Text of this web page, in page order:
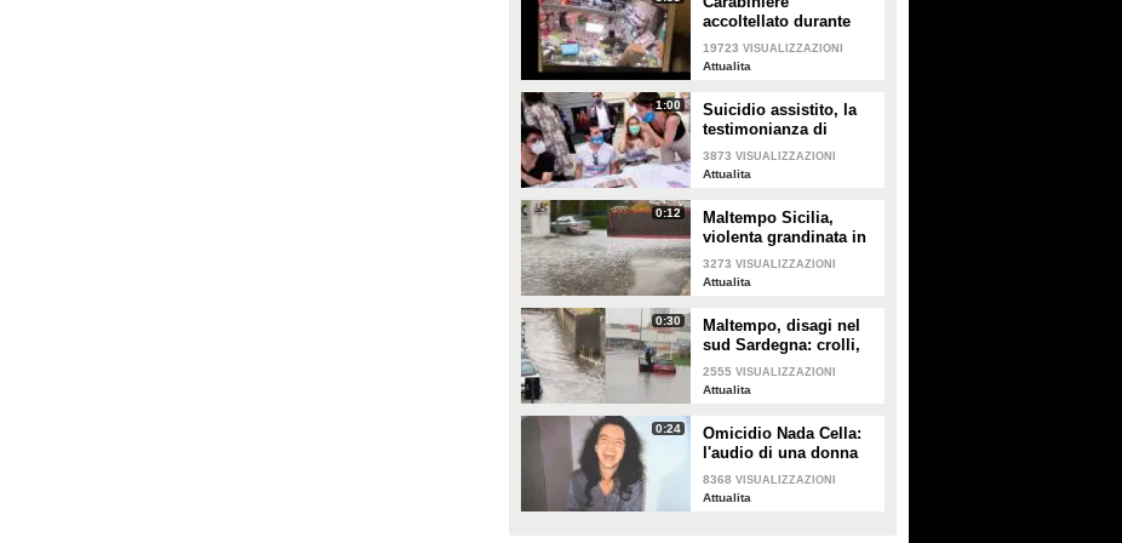
accoltellato durante
rapina in farmacia a
Torino: la scena
telecamere
19723 VISUALIZZAZIONI
Attualita
1:00
Suicidio assistito, la
testimonianza di
Mario: "Non voglio
patire ulteriori
sofferenze"
3873 VISUALIZZAZIONI
Attualita
0:12
Maltempo Sicilia,
violenta grandinata in
provincia di Trapani
3273 VISUALIZZAZIONI
Attualita
0:30
Maltempo, disagi nel
sud Sardegna: crolli,
allagamenti e disagi
alla circolazione
2555 VISUALIZZAZIONI
Attualita
0:24
Omicidio Nada Cella:
l'audio di una donna
che ha visto la
sospettata
8368 VISUALIZZAZIONI
Attualita